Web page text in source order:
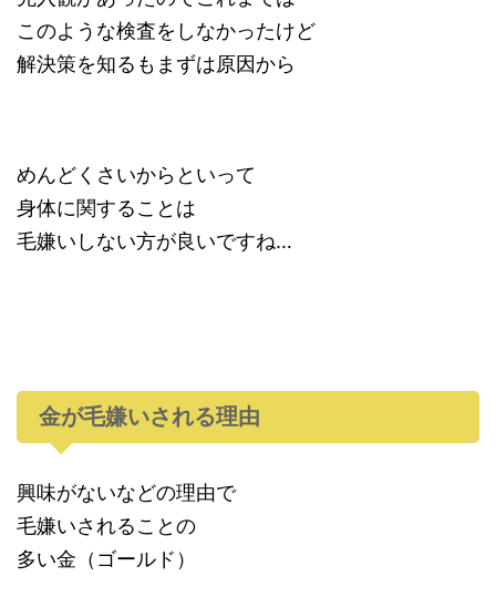
このような検査をしなかったけど
解決策を知るもまずは原因から
めんどくさいからといって
身体に関することは
毛嫌いしない方が良いですね…
金が毛嫌いされる理由
興味がないなどの理由で
毛嫌いされることの
多い金（ゴールド）